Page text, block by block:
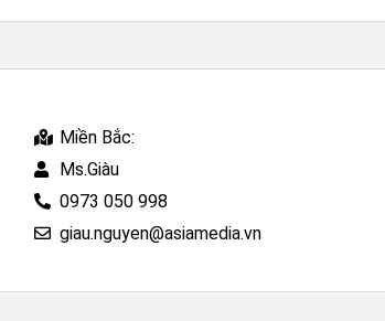
Miền Bắc:
Ms.Giàu
0973 050 998
giau.nguyen@asiamedia.vn